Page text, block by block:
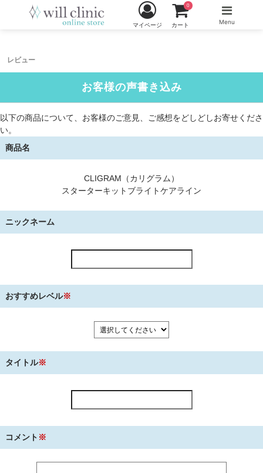
レビュー
マイページ カート
0
Menu
お客様の声書き込み
以下の商品について、お客様のご意見、ご感想をどしどしお寄せくださ
い。
商品名
CLIGRAM（カリグラム）
スターターキットブライトケアライン
ニックネーム
おすすめレベル※
タイトル※
コメント ※